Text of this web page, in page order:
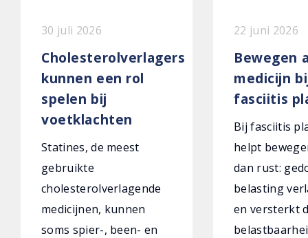
30 juli 2026
Cholesterolverlagers
kunnen een rol
spelen bij
voetklachten
Statines, de meest
gebruikte
cholesterolverlagende
medicijnen, kunnen
soms spier-, been- en
22 juni 2026
Bewegen
medicijn
fasciitis
Bij fasciitis
helpt
dan rust:
belasting
en versterkt